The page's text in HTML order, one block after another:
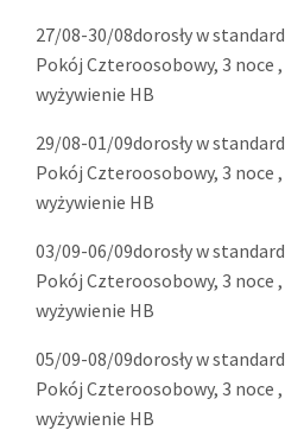
27/08-30/08dorosły w standard
Pokój Czteroosobowy, 3 noce ,
wyżywienie HB
29/08-01/09dorosły w standard
Pokój Czteroosobowy, 3 noce ,
wyżywienie HB
03/09-06/09dorosły w standard
Pokój Czteroosobowy, 3 noce ,
wyżywienie HB
05/09-08/09dorosły w standard
Pokój Czteroosobowy, 3 noce ,
wyżywienie HB